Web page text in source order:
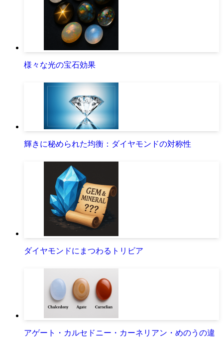
様々な光の宝石効果
輝きに秘められた均衡：ダイヤモンドの対称性
ダイヤモンドにまつわるトリビア
アゲート・カルセドニー・カーネリアン・めのうの違